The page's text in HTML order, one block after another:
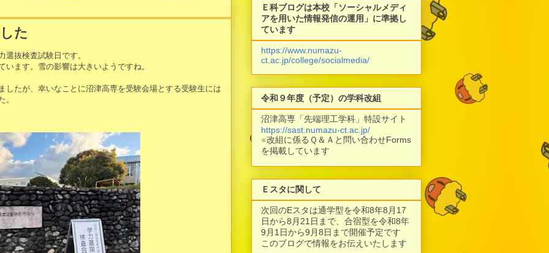
た
抜検査試験日です。
ます。雪の影響は大きいようですね。
したが、幸いなことに沼津高専を受験会場とする受験生には
。
Ｅ科ブログは本校「ソーシャルメディ
アを用いた情報発信の運用」に準拠し
ています
https://www.numazu-
ct.ac.jp/college/socialmedia/
令和９年度（予定）の学科改組
沼津高専「先端理工学科」特設サイト
https://sast.numazu-ct.ac.jp/
※改組に係るＱ＆Ａと問い合わせForms
を掲載しています
Ｅスタに関して
次回のEスタは通学型を令和8年8月17
日から8月21日まで、合宿型を令和8年
9月1日から9月8日まで開催予定です
このブログで情報をお伝えいたします